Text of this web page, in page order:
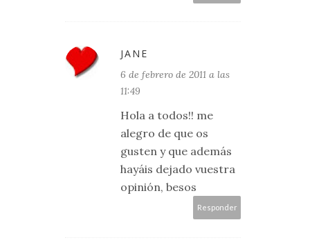
JANE
6 de febrero de 2011 a las
11:49
Hola a todos!! me
alegro de que os
gusten y que además
hayáis dejado vuestra
opinión, besos
Responder